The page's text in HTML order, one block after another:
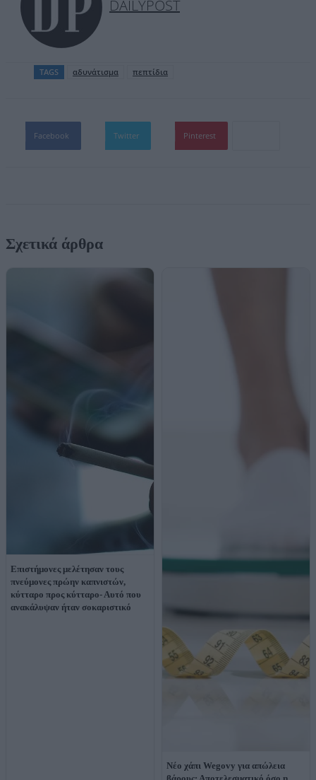
DAILYPOST
TAGS αδυνάτισμα πεπτίδια
Facebook Twitter Pinterest
Σχετικά άρθρα
Επιστήμονες μελέτησαν τους
πνεύμονες πρώην καπνιστών,
κύτταρο προς κύτταρο- Αυτό που
ανακάλυψαν ήταν σοκαριστικό
Νέο χάπι Wegovy για απώλεια